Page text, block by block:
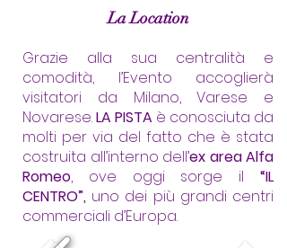
La Location
Grazie alla sua centralità e
comodità, l’Evento accoglierà
visitatori da Milano, Varese e
Novarese.LA PISTA è conosciuta da
molti per via del fatto che è stata
costruita all’interno dell’ex area Alfa
Romeo, ove oggi sorge il “IL
CENTRO”, uno dei più grandi centri
commerciali d’Europa.